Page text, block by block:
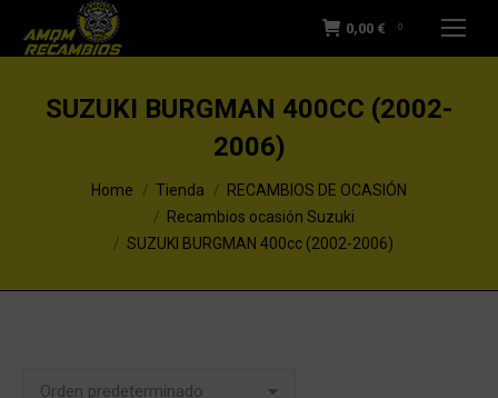
0,00 € 0
SUZUKI BURGMAN 400CC (2002-
2006)
You are here:Home Tienda
RECAMBIOS DE OCASIÓN
Recambios ocasión Suzuki
SUZUKI BURGMAN 400cc (2002-2006)